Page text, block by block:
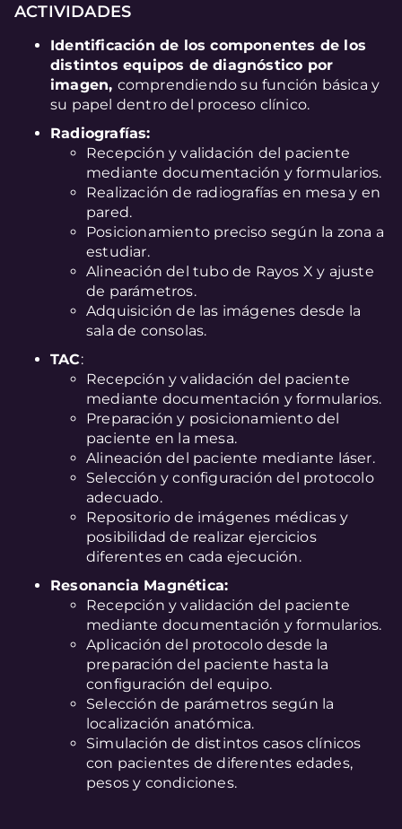
ACTIVIDADES
Identificación de los componentes de los
distintos equipos de diagnóstico por
imagen, comprendiendo su función básica y
su papel dentro del proceso clínico.
Radiografías:
Recepción y validación del paciente
mediante documentación y formularios.
Realización de radiografías en mesa y en
pared.
Posicionamiento preciso según la zona a
estudiar.
Alineación del tubo de Rayos X y ajuste
de parámetros.
Adquisición de las imágenes desde la
sala de consolas.
TAC:
Recepción y validación del paciente
mediante documentación y formularios.
Preparación y posicionamiento del
paciente en la mesa.
Alineación del paciente mediante láser.
Selección y configuración del protocolo
adecuado.
Repositorio de imágenes médicas y
posibilidad de realizar ejercicios
diferentes en cada ejecución.
Resonancia Magnética:
Recepción y validación del paciente
mediante documentación y formularios.
Aplicación del protocolo desde la
preparación del paciente hasta la
configuración del equipo.
Selección de parámetros según la
localización anatómica.
Simulación de distintos casos clínicos
con pacientes de diferentes edades,
pesos y condiciones.